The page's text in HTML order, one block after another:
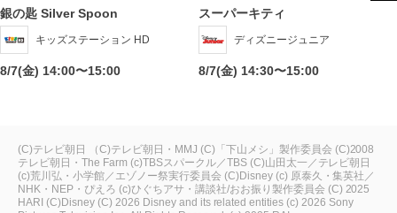
銀の匙 Silver Spoon
キッズステーション HD
8/7(金) 14:00〜15:00
スーパーキティ
ディズニージュニア
8/7(金) 14:30〜15:00
(C)テレビ朝日 （C)テレビ朝日・MMJ (C)「下山メシ」製作委員会 (C)2008
テレビ朝日・The Farm (c)TBSスパークル／TBS (C)山田太一／テレビ朝日
(c)荒川弘・小学館／エゾノー祭実行委員会 (C)Disney (c) 原泰久・集英社／
NHK・NEP・ぴえろ (c)ひぐちアサ・講談社/おお振り製作委員会 (C) 2025
HARI (C)Disney (C) 2026 Disney and its related entities (c) 2026 Sony